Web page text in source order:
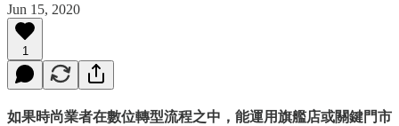
Jun 15, 2020
1
如果時尚業者在數位轉型流程之中，能運用旗艦店或關鍵門市